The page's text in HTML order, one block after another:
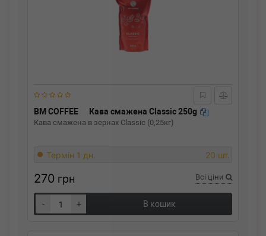
BM COFFEE Кава смажена Classic 250g
Кава смажена в зернах Classic (0,25кг)
Термін 1 дн. 20 шт.
270 грн Всі ціни
- + В кошик